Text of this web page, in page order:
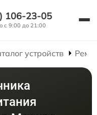
106-23-05
с 9:00 до 21:00
устройств